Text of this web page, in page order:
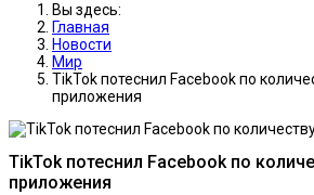
Вы здесь:
Главная
Новости
Мир
TikTok потеснил Facebook по
приложения
TikTok потеснил Facebook по
приложения